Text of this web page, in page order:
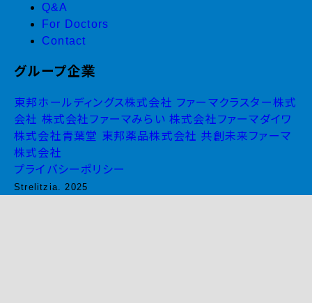
Q&A
For Doctors
Contact
グループ企業
東邦ホールディングス株式会社 ファーマクラスター株式
会社 株式会社ファーマみらい 株式会社ファーマダイワ
株式会社青葉堂 東邦薬品株式会社 共創未来ファーマ
株式会社
プライバシーポリシー
Strelitzia. 2025